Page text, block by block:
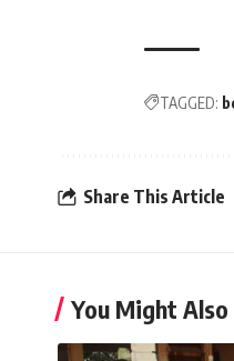
TAGGED:
Share This Article
You Might